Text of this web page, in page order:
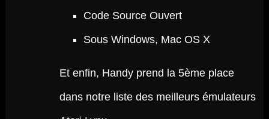
Code Source Ouvert
Sous Windows, Mac OS X
Et enfin, Handy prend la 5ème place
dans notre liste des meilleurs émulateurs